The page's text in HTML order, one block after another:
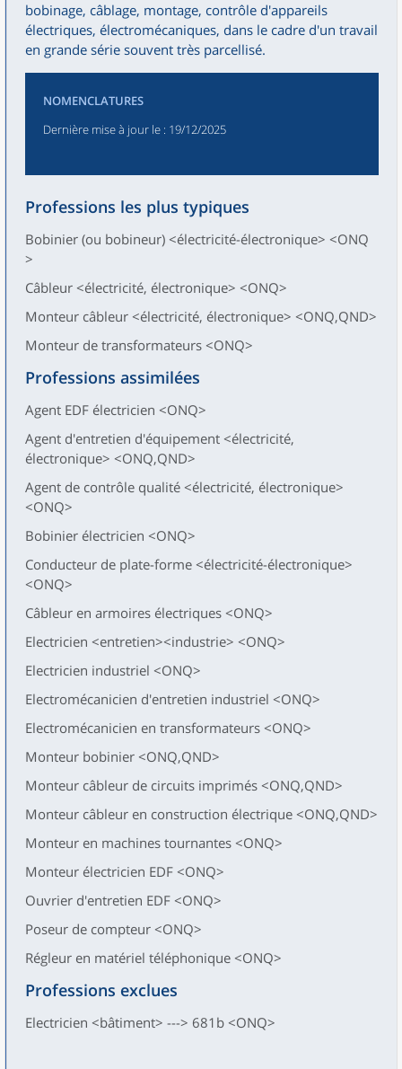
bobinage, câblage, montage, contrôle d'appareils
électriques, électromécaniques, dans le cadre d'un travail
en grande série souvent très parcellisé.
NOMENCLATURES
Dernière mise à jour le : 19/12/2025
Professions les plus typiques
Bobinier (ou bobineur) <électricité-électronique> <ONQ
>
Câbleur <électricité, électronique> <ONQ>
Monteur câbleur <électricité, électronique> <ONQ,QND>
Monteur de transformateurs <ONQ>
Professions assimilées
Agent EDF électricien <ONQ>
Agent d'entretien d'équipement <électricité,
électronique> <ONQ,QND>
Agent de contrôle qualité <électricité, électronique>
<ONQ>
Bobinier électricien <ONQ>
Conducteur de plate-forme <électricité-électronique>
<ONQ>
Câbleur en armoires électriques <ONQ>
Electricien <entretien><industrie> <ONQ>
Electricien industriel <ONQ>
Electromécanicien d'entretien industriel <ONQ>
Electromécanicien en transformateurs <ONQ>
Monteur bobinier <ONQ,QND>
Monteur câbleur de circuits imprimés <ONQ,QND>
Monteur câbleur en construction électrique <ONQ,QND>
Monteur en machines tournantes <ONQ>
Monteur électricien EDF <ONQ>
Ouvrier d'entretien EDF <ONQ>
Poseur de compteur <ONQ>
Régleur en matériel téléphonique <ONQ>
Professions exclues
Electricien <bâtiment> ---> 681b <ONQ>